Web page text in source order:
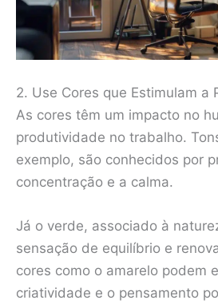
2. Use Cores que Estimulam a
As cores têm um impacto no
produtividade no trabalho.
exemplo, são conhecidos por
concentração e a calma.
Já o verde, associado à
sensação de equilíbrio e
cores como o amarelo podem
criatividade e o pensamento